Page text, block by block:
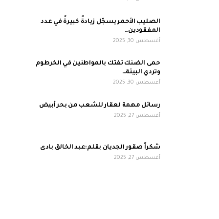
الصليب الأحمر يسجّل زيادةً كبيرةً في عدد
المفقودين…
أغسطس 30, 2025
حمى الضنك تفتك بالمواطنين في الخرطوم
وتردي البيئة…
أغسطس 30, 2025
رسائل مهمة لعقار للشعب من بحر أبيض
أغسطس 27, 2025
شكراً صقور الجديان بقلم:عبد الخالق بادى
أغسطس 27, 2025